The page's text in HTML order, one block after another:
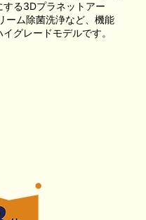
る3Dプラネットアー
ーム除菌洗浄など、機能
グレードモデルです。